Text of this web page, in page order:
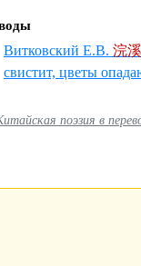
Витковский Е.В. 浣
свистит, цветы
поэзия в